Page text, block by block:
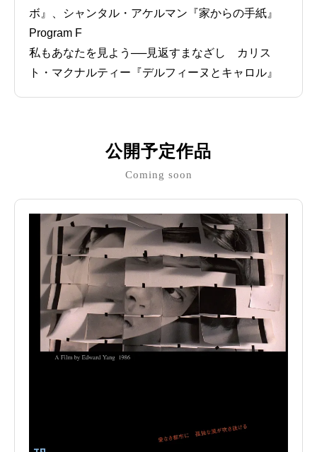
ボ』、シャンタル・アケルマン『家からの手紙』
Program F
私もあなたを見よう──見返すまなざし カリス
ト・マクナルティー『デルフィーヌとキャロル』
公開予定作品
Coming soon